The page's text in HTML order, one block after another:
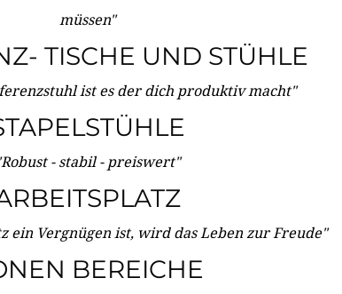
müssen"
TISCHE UND STÜHLE
ist es der dich produktiv macht"
- stabil - preiswert"
ein Vergnügen ist, wird das Leben zur Freude"
BEREICHE